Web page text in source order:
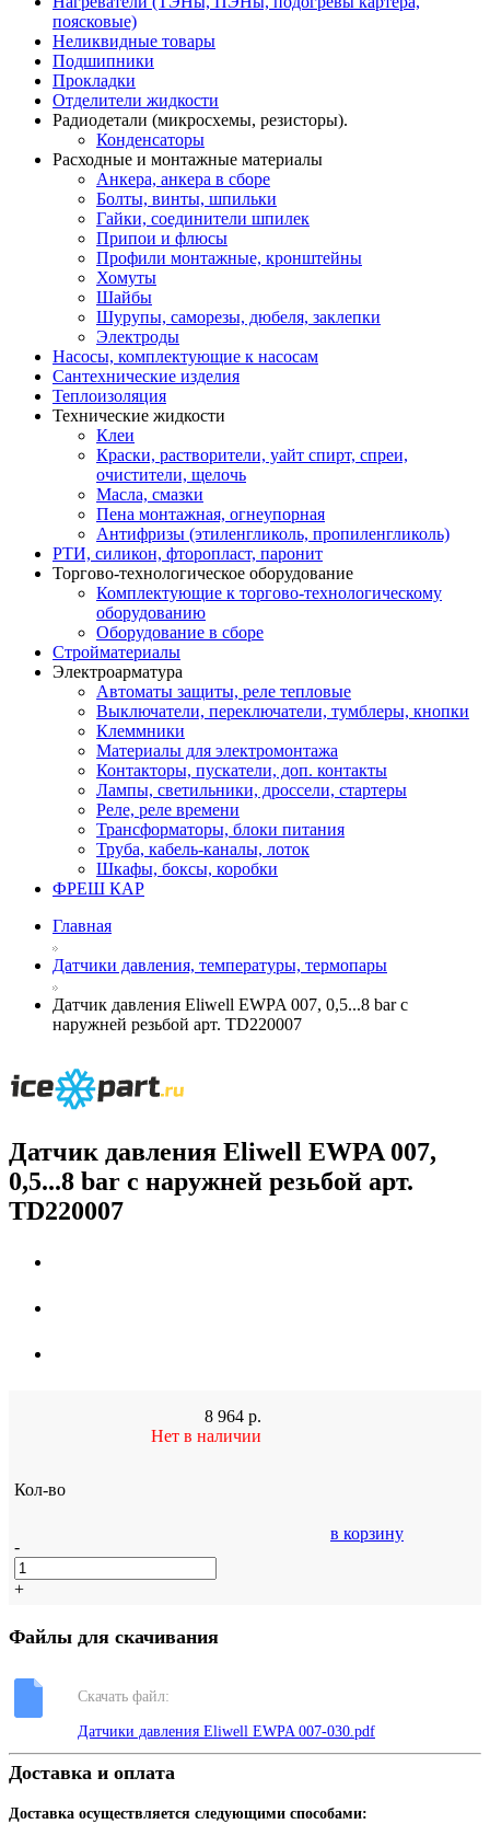
поясковые)
Неликвидные товары
Подшипники
Прокладки
Отделители жидкости
Радиодетали (микросхемы, резисторы).
Конденсаторы
Расходные и монтажные материалы
Анкера, анкера в сборе
Болты, винты, шпильки
Гайки, соединители шпилек
Припои и флюсы
Профили монтажные, кронштейны
Хомуты
Шайбы
Шурупы, саморезы, дюбеля, заклепки
Электроды
Насосы, комплектующие к насосам
Сантехнические изделия
Теплоизоляция
Технические жидкости
Клеи
Краски, растворители, уайт спирт, спреи,
очистители, щелочь
Масла, смазки
Пена монтажная, огнеупорная
Антифризы (этиленгликоль, пропиленгликоль)
РТИ, силикон, фторопласт, паронит
Торгово-технологическое оборудование
Комплектующие к торгово-технологическому
оборудованию
Оборудование в сборе
Стройматериалы
Электроарматура
Автоматы защиты, реле тепловые
Выключатели, переключатели, тумблеры, кнопки
Клеммники
Материалы для электромонтажа
Контакторы, пускатели, доп. контакты
Лампы, светильники, дроссели, стартеры
Реле, реле времени
Трансформаторы, блоки питания
Труба, кабель-каналы, лоток
Шкафы, боксы, коробки
ФРЕШ КАР
Главная
Датчики давления, температуры, термопары
Датчик давления Eliwell EWPA 007, 0,5...8 bar с
наружней резьбой арт. TD220007
Датчик давления Eliwell EWPA 007,
0,5...8 bar с наружней резьбой арт.
TD220007
8 964 р.
Нет в наличии
Кол-во
-
+
в корзину
Файлы для скачивания
Скачать файл:
Датчики давления Eliwell EWPA 007-030.pdf
Доставка и оплата
Доставка осуществляется следующими способами: